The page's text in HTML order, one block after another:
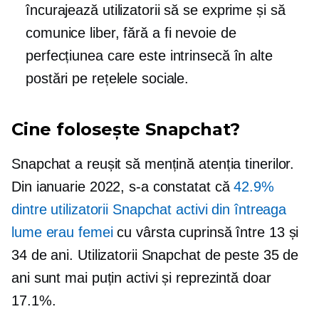
încurajează utilizatorii să se exprime și să
comunice liber, fără a fi nevoie de
perfecțiunea care este intrinsecă în alte
postări pe rețelele sociale.
Cine folosește Snapchat?
Snapchat a reușit să mențină atenția tinerilor.
Din ianuarie 2022, s-a constatat că42.9%
dintre utilizatorii Snapchat activi din întreaga
lume erau femeicu vârsta cuprinsă între 13 și
34 de ani. Utilizatorii Snapchat de peste 35 de
ani sunt mai puțin activi și reprezintă doar
17.1%.